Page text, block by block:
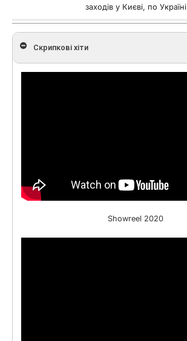
заходів у Києві, по Україні
Cкрипкові хіти
Showreel 2020